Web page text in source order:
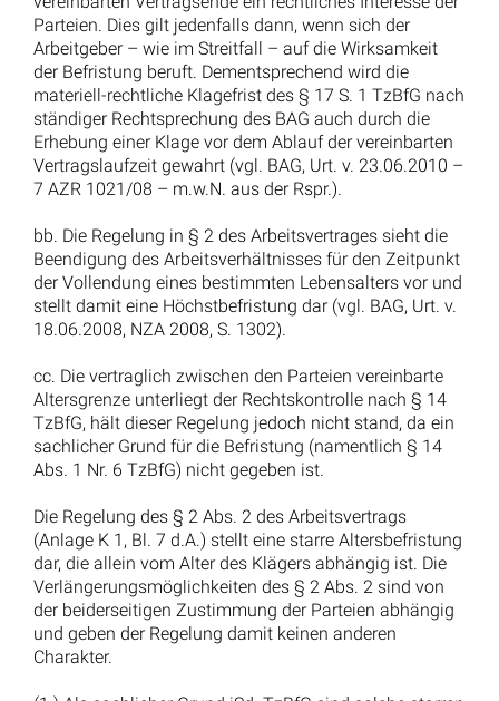
Vorgetäuschte Arbeitsunfähigkeit: Wann droht die
fristlose Kündigung?
Weitere interessante arbeitsrechtliche
Urteile